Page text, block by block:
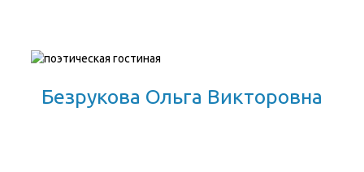
Безрукова Ольга Викторовна